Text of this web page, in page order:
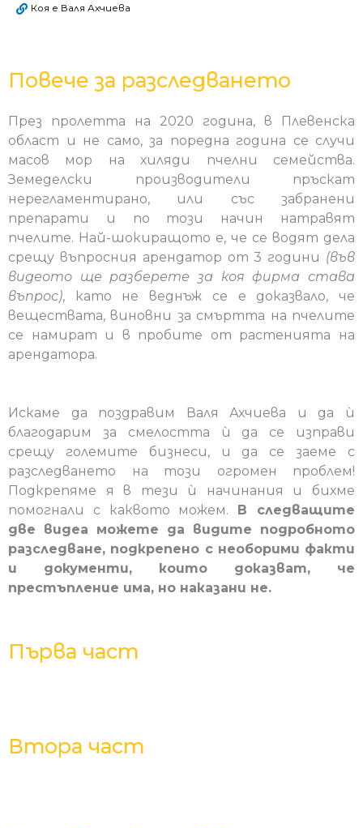
Коя е Валя Ахчиева
Повече за разследването
През пролетта на 2020 година, в Плевенска
област и не само, за поредна година се случи
масов мор на хиляди пчелни семейства.
Земеделски производители пръскат
нерегламентирано, или със забранени
препарати и по този начин натравят
пчелите. Най-шокиращото е, че се водят дела
срещу въпросния арендатор от 3 години (във
видеото ще разберете за коя фирма става
въпрос), като не веднъж се е доказвало, че
веществата, виновни за смъртта на пчелите
се намират и в пробите от растенията на
арендатора.
Искаме да поздравим Валя Ахчиева и да ѝ
благодарим за смелостта ѝ да се изправи
срещу големите бизнеси, и да се заеме с
разследването на този огромен проблем!
Подкрепяме я в тези ѝ начинания и бихме
помогнали с каквото можем.
В следващите
две видеа можете да видите подробното
разследване, подкрепено с необорими факти
и документи, които доказват, че
престъпление има, но наказани не.
Първа част
Втора част